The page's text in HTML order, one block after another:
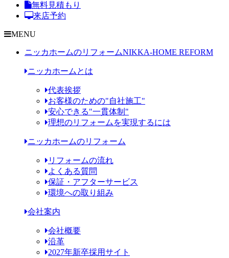
無料見積もり
来店予約
MENU
ニッカホームのリフォームNIKKA-HOME REFORM
ニッカホームとは
代表挨拶
お客様のための"自社施工"
安心できる"一貫体制"
理想のリフォームを実現するには
ニッカホームのリフォーム
リフォームの流れ
よくある質問
保証・アフターサービス
環境への取り組み
会社案内
会社概要
沿革
2027年新卒採用サイト